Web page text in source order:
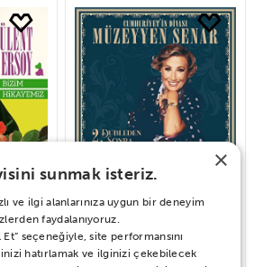
Müzeyyen Senar - 2. Dubleden
Sonra
×
sunmak isteriz.
ve ilgi alanlarınıza uygun bir deneyim
faydalanıyoruz.
seçeneğiyle, site performansını
hatırlamak ve ilginizi çekebilecek